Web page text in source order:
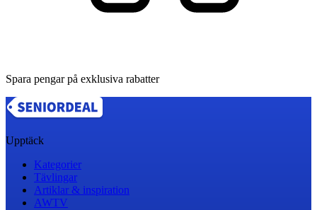
Spara pengar på exklusiva rabatter
Upptäck
Kategorier
Tävlingar
Artiklar & inspiration
AWTV